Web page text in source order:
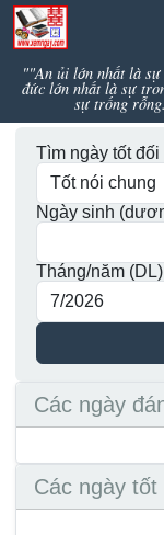
""An ủi lớn nhất là
đức lớn nhất là sự
sự trống
Tìm ngày tốt đối
Ngày sinh
Tháng/năm
Các ngày
Các ngày